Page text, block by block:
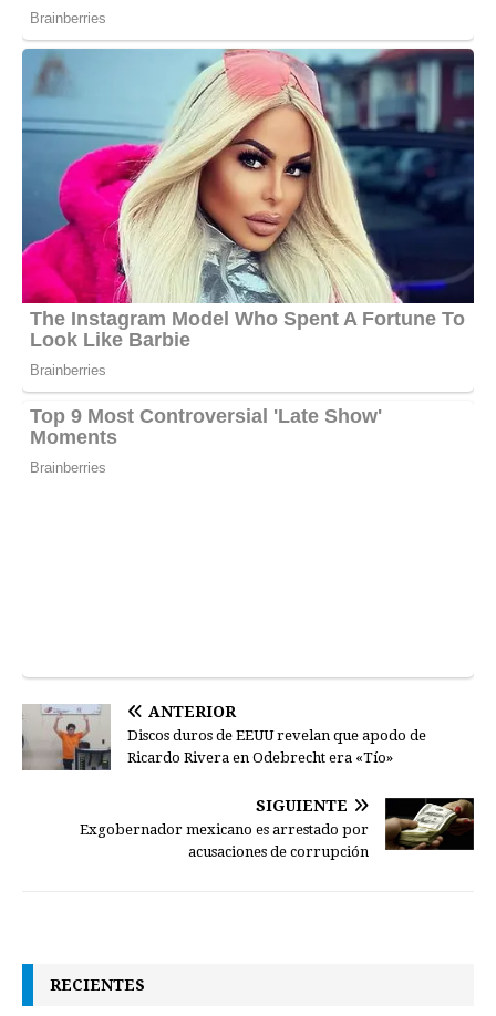
ANTERIOR
Discos duros de EEUU revelan que apodo de
Ricardo Rivera en Odebrecht era «Tío»
SIGUIENTE
Exgobernador mexicano es arrestado por
acusaciones de corrupción
RECIENTES